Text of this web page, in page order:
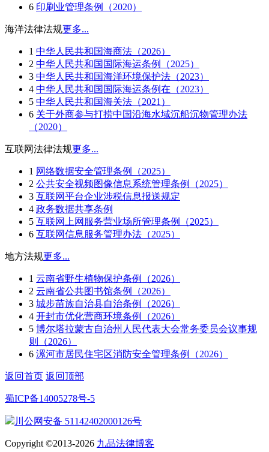
6 印刷业管理条例（2020）
海洋法律法规更多...
1 中华人民共和国海商法（2026）
2 中华人民共和国国际海运条例（2025）
3 中华人民共和国海洋环境保护法（2023）
4 中华人民共和国国际海运条例在（2023）
5 中华人民共和国海关法（2021）
6 关于外商参与打捞中国沿海水域沉船沉物管理办法
（2020）
互联网法律法规更多...
1 网络数据安全管理条例（2025）
2 公共安全视频图像信息系统管理条例（2025）
3 互联网平台企业涉税信息报送规定
4 政务数据共享条例
5 互联网上网服务营业场所管理条例（2025）
6 互联网信息服务管理办法（2025）
地方法规更多...
1 云南省野生植物保护条例（2026）
2 云南省公共图书馆条例（2026）
3 城步苗族自治县自治条例（2026）
4 开封市优化营商环境条例（2026）
5 博尔塔拉蒙古自治州人民代表大会常务委员会议事规
则（2026）
6 漯河市居民住宅区消防安全管理条例（2026）
返回首页 返回顶部
蜀ICP备14005278号-5
川公网安备 51142402000126号
Copyright ©2013-2026 九品法律博客